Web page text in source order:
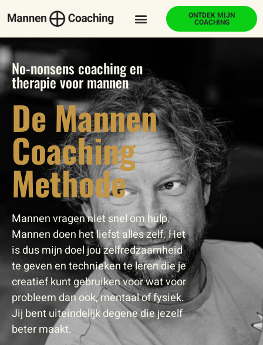
ONTDEK MIJN
COACHING
No-nonsens coaching en
therapie voor mannen
De Mannen
Coaching
Methode
Mannen vragen niet snel om hulp.
Mannen doen het liefst alles zelf. Het
is dus mijn doel jou zelfredzaamheid
te geven en technieken te leren die je
creatief kunt gebruiken voor wat voor
probleem dan ook, mentaal of fysiek.
Jij bent uiteindelijk degene die jezelf
beter maakt.